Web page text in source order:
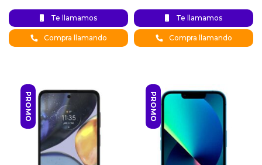
Te llamamos
Compra llamando
Te llamamos
Compra llamando
PROMO PROMO